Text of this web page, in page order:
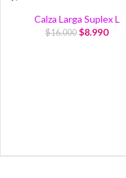
Calza Larga Suplex L
$16.000 $8.990